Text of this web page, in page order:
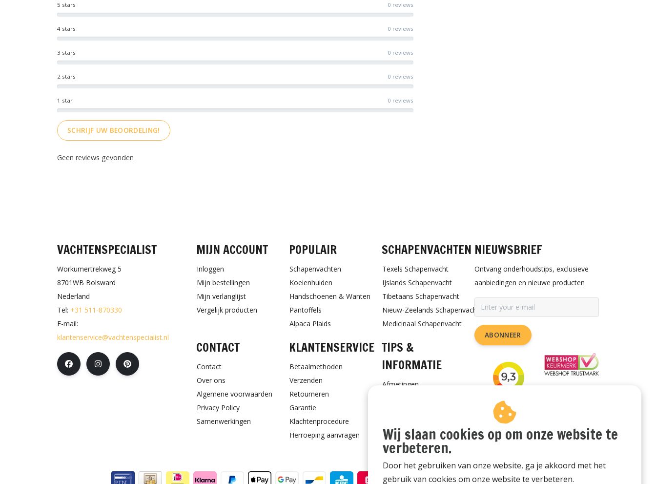
1 star 0 reviews
2 stars 0 reviews
3 stars 0 reviews
4 stars 0 reviews
5 stars 0 reviews
SCHRIJF UW BEOORDELING!
Geen reviews gevonden
VACHTENSPECIALIST
Workumertrekweg 5
8701WB Bolsward
Nederland
Tel: +31 511-870330
E-mail:
klantenservice@vachtenspecialist.nl
MIJN ACCOUNT
Inloggen
Mijn bestellingen
Mijn verlanglijst
Vergelijk producten
POPULAIR
Schapenvachten
Koeienhuiden
Handschoenen & Wanten
Pantoffels
Alpaca Plaids
SCHAPENVACHTEN
Texels Schapenvacht
IJslands Schapenvacht
Tibetaans Schapenvacht
Nieuw-Zeelands Schapenvacht
Medicinaal Schapenvacht
CONTACT
Contact
Over ons
Algemene voorwaarden
Privacy Policy
Samenwerkingen
KLANTENSERVICE
Betaalmethoden
Verzenden
Retourneren
Garantie
Klachtenprocedure
Herroeping aanvragen
TIPS &
INFORMATIE
Afmetingen
Cadeaubon
NIEUWSBRIEF
Ontvang onderhoudstips, exclusieve
aanbiedingen en nieuwe producten
ABONNEER
Wij slaan cookies op om onze website te
verbeteren.
Door het gebruiken van onze website, ga je akkoord met het
gebruik van cookies om onze website te verbeteren.